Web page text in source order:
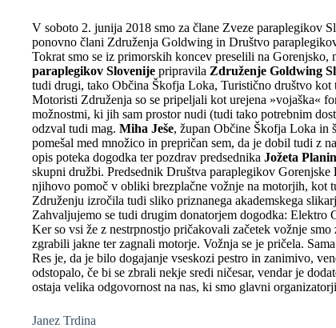
V soboto 2. junija 2018 smo za člane Zveze paraplegikov
ponovno člani Združenja Goldwing in Društvo
Tokrat smo se iz primorskih koncev preselili na
paraplegikov Slovenije pripravila Združenje Goldwing
tudi drugi, tako Občina Škofja Loka, Turistično društvo kot
Motoristi Združenja so se pripeljali kot urejena »vojaška«
možnostmi, ki jih sam prostor nudi (tudi tako potrebnim
odzval tudi mag. Miha Ješe, župan Občine Škofja Loka in
pomešal med množico in prepričan sem, da je dobil tudi z
opis poteka dogodka ter pozdrav predsednika Jožeta
skupni družbi. Predsednik Društva paraplegikov Gorenjske
njihovo pomoč v obliki brezplačne vožnje na motorjih, kot
Združenju izročila tudi sliko priznanega akademskega
Zahvaljujemo se tudi drugim donatorjem dogodka:
Ker so vsi že z nestrpnostjo pričakovali začetek vožnje
zgrabili jakne ter zagnali motorje. Vožnja se je pričela.
Res je, da je bilo dogajanje vseskozi pestro in zanimivo,
odstopalo, če bi se zbrali nekje sredi ničesar, vendar je
ostaja velika odgovornost na nas, ki smo glavni
Janez Trdina